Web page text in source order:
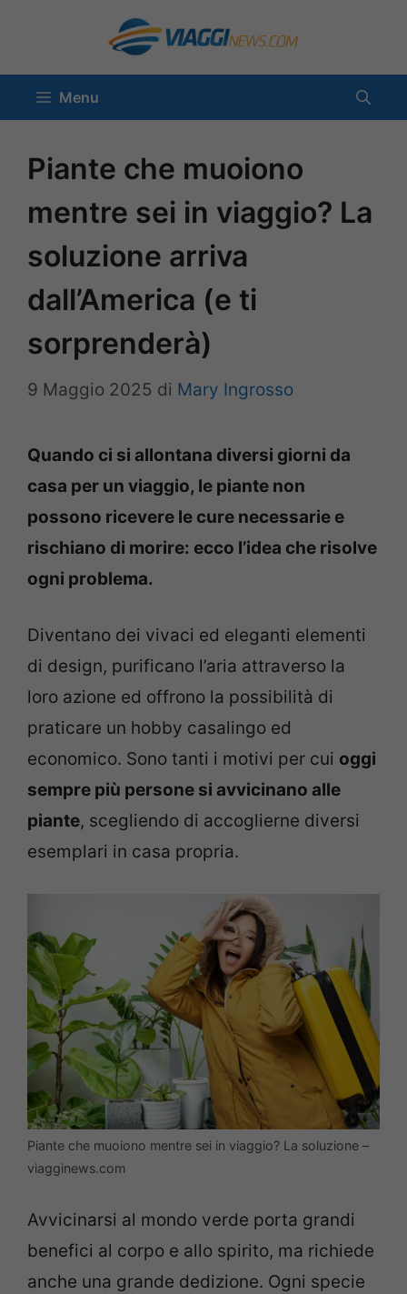
contenuto
Menu
Piante che muoiono
mentre sei in viaggio? La
soluzione arriva
dall’America (e ti
sorprenderà)
9 Maggio 2025 di Mary Ingrosso
Quando ci si allontana diversi giorni da
casa per un viaggio, le piante non
possono ricevere le cure necessarie e
rischiano di morire: ecco l’idea che risolve
ogni problema.
Diventano dei vivaci ed eleganti elementi
di design, purificano l’aria attraverso la
loro azione ed offrono la possibilità di
praticare un hobby casalingo ed
economico. Sono tanti i motivi per cui oggi
sempre più persone si avvicinano alle
piante, scegliendo di accoglierne diversi
esemplari in casa propria.
Piante che muoiono mentre sei in viaggio? La soluzione –
viagginews.com
Avvicinarsi al mondo verde porta grandi
benefici al corpo e allo spirito, ma richiede
anche una grande dedizione. Ogni specie